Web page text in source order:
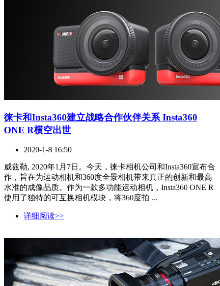
徕卡和Insta360建立战略合作伙伴关系 Insta360
ONE R横空出世
2020-1-8 16:50
威兹勒, 2020年1月7日。今天，徕卡相机公司和Insta360宣布合
作，旨在为运动相机和360度全景相机带来真正的创新和最高
水准的成像品质。作为一款多功能运动相机，Insta360 ONE R
使用了独特的可互换相机模块，将360度拍 ...
详细阅读>>